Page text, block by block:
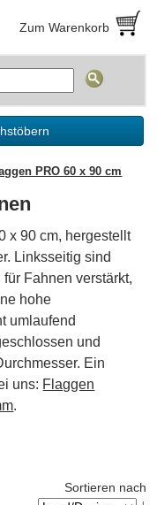
Zum Warenkorb
PRO 60 x 90 cm
x 90 cm, hergestellt
Linksseitig sind
Fahnen verstärkt,
hohe
umlaufend
und
Ein
uns: Flaggen
.
Sortieren nach